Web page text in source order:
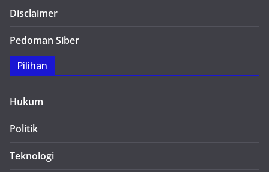
Disclaimer
Pedoman Siber
Pilihan
Hukum
Politik
Teknologi